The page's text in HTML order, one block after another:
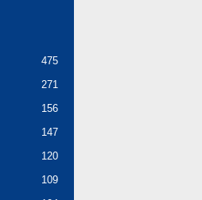
475
271
156
147
120
109